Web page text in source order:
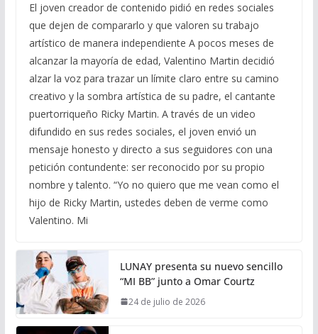
El joven creador de contenido pidió en redes sociales
que dejen de compararlo y que valoren su trabajo
artístico de manera independiente A pocos meses de
alcanzar la mayoría de edad, Valentino Martin decidió
alzar la voz para trazar un límite claro entre su camino
creativo y la sombra artística de su padre, el cantante
puertorriqueño Ricky Martin. A través de un video
difundido en sus redes sociales, el joven envió un
mensaje honesto y directo a sus seguidores con una
petición contundente: ser reconocido por su propio
nombre y talento. “Yo no quiero que me vean como el
hijo de Ricky Martin, ustedes deben de verme como
Valentino. Mi
LUNAY presenta su nuevo sencillo
“MI BB” junto a Omar Courtz
24 de julio de 2026